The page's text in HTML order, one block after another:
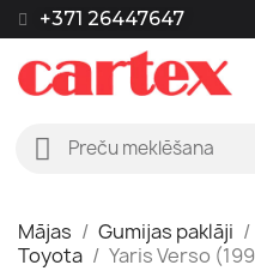
+371 26447647
Mājas Gumijas paklāji
Toyota
Yaris Verso